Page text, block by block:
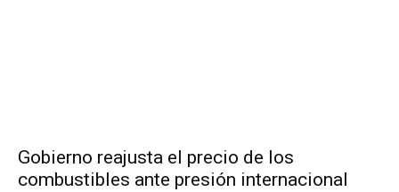
Gobierno reajusta el precio de los
combustibles ante presión internacional